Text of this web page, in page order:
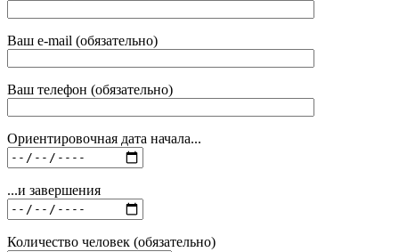
Ваш e-mail (обязательно)
Ваш телефон (обязательно)
Ориентировочная дата начала...
...и завершения
Количество человек (обязательно)